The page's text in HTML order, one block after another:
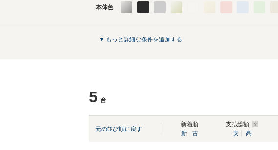
本体色
▼ もっと詳細な条件を追加する
5 台
元の並び順に戻す
新着順
新
古
支払総額
安
高